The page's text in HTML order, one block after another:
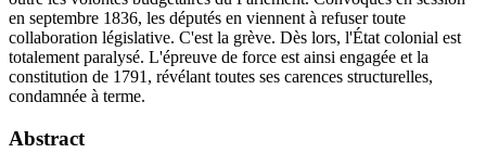
en septembre 1836, les députés en viennent à refuser toute
collaboration législative. C'est la grève. Dès lors, l'État colonial est
totalement paralysé. L'épreuve de force est ainsi engagée et la
constitution de 1791, révélant toutes ses carences structurelles,
condamnée à terme.
Abstract